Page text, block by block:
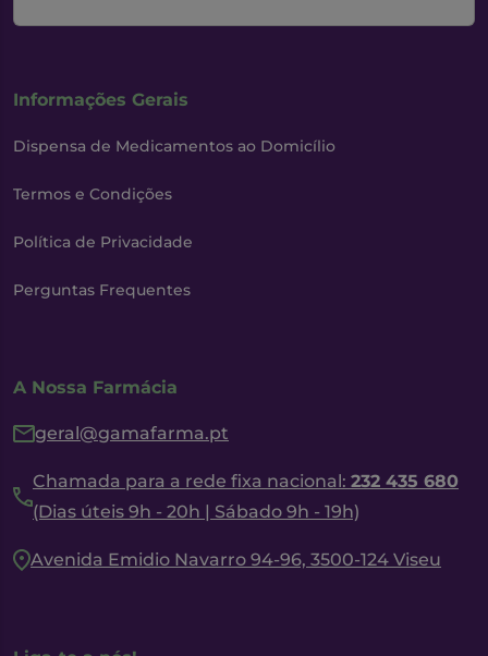
Informações Gerais
Dispensa de Medicamentos ao Domicílio
Termos e Condições
Política de Privacidade
Perguntas Frequentes
A Nossa Farmácia
geral@gamafarma.pt
Chamada para a rede fixa nacional: 232 435 680
(Dias úteis 9h - 20h | Sábado 9h - 19h)
Avenida Emidio Navarro 94-96, 3500-124 Viseu